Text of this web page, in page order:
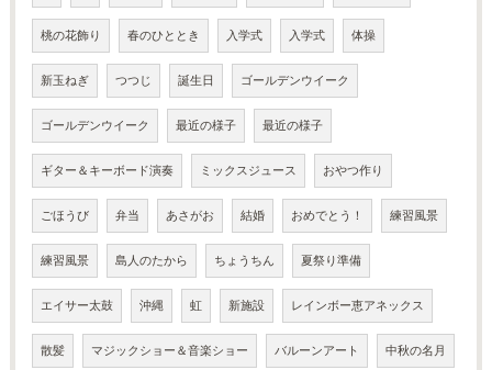
桃の花飾り 春のひととき 入学式 入学式 体操
新玉ねぎ つつじ 誕生日 ゴールデンウイーク
ゴールデンウイーク 最近の様子 最近の様子
ギター＆キーボード演奏 ミックスジュース おやつ作り
ごほうび 弁当 あさがお 結婚 おめでとう！ 練習風景
練習風景 島人のたから ちょうちん 夏祭り準備
エイサー太鼓 沖縄 虹 新施設 レインボー恵アネックス
散髪 マジックショー＆音楽ショー バルーンアート 中秋の名月